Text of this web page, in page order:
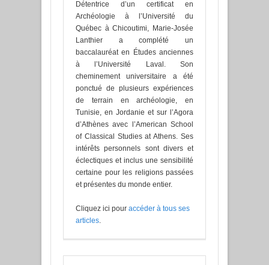
Détentrice d’un certificat en
Archéologie à l’Université du
Québec à Chicoutimi, Marie-Josée
Lanthier a complété un
baccalauréat en Études anciennes
à l’Université Laval. Son
cheminement universitaire a été
ponctué de plusieurs expériences
de terrain en archéologie, en
Tunisie, en Jordanie et sur l’Agora
d’Athènes avec l’American School
of Classical Studies at Athens. Ses
intérêts personnels sont divers et
éclectiques et inclus une sensibilité
certaine pour les religions passées
et présentes du monde entier.
Cliquez ici pour accéder à tous ses
articles.